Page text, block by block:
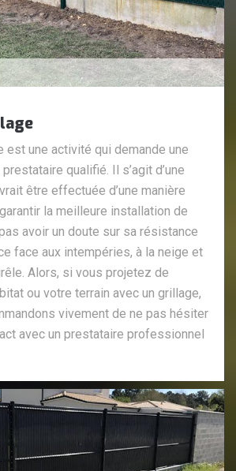
est une activité qui demande une
qualifié. Il s’agit d’une
être effectuée d’une manière
la meilleure installation de
avoir un doute sur sa résistance
face aux intempéries, à la neige et
Alors, si vous projetez de
ou votre terrain avec un grillage,
vivement de ne pas hésiter
avec un prestataire professionnel